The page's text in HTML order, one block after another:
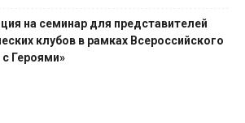
на семинар для представителей
клубов в рамках Всероссийского
Героями»